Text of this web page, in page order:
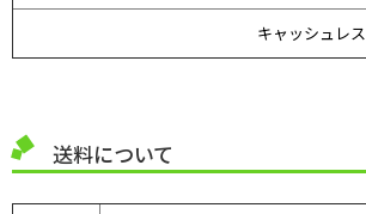
キャッシュレス
送料について